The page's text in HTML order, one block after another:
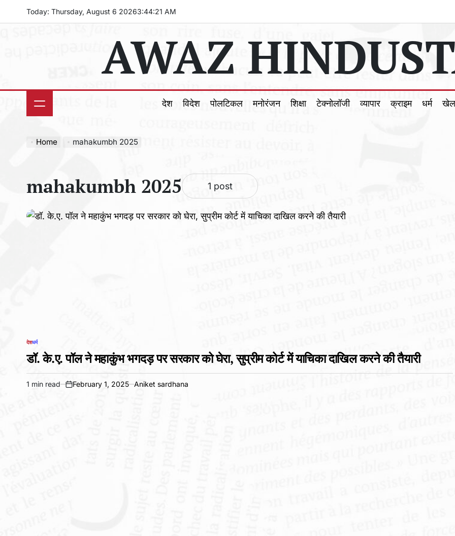
Today: Thursday, August 6 20263:44:22 AM
AWAZ
देश विदेश पोलटिकल मनोरंजन शिक्षा टेक्नोलॉजी व्यापार क्राइम धर्म खेल
Home mahakumbh 2025
mahakumbh 2025 1 post
POSTED
देशधर्म
डॉ. के.ए. पॉल ने महाकुंभ भगदड़ पर सरकार को घेरा, सुप्रीम कोर्ट में याचिका दाखिल करने की तैयारी
Estimated
1 min read
on
February 1, 2025 Aniket sardhana